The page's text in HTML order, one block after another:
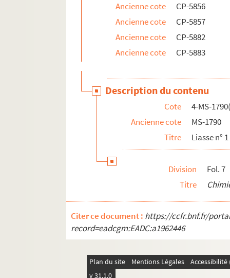
Ancienne cote
CP-5856
Ancienne cote
CP-5857
Ancienne cote
CP-5882
Ancienne cote
CP-5883
Description du contenu
Cote
4-MS-
Ancienne cote
MS-1790
Titre
Liasse n°
Division
Fol. 7
Titre
Citer ce document : https://ccfr.bnf.fr/
record=eadcgm:EADC:a1962446
Plan du site Mentions Légales
v 31.1.0